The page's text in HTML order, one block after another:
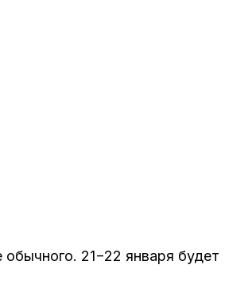
21−22 января будет